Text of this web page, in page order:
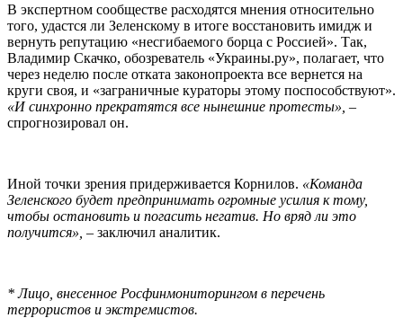
В экспертном сообществе расходятся мнения относительно
того, удастся ли Зеленскому в итоге восстановить имидж и
вернуть репутацию «несгибаемого борца с Россией». Так,
Владимир Скачко, обозреватель «Украины.ру», полагает, что
через неделю после отката законопроекта все вернется на
круги своя, и «заграничные кураторы этому поспособствуют».
«И синхронно прекратятся все нынешние протесты», –
спрогнозировал он.
Иной точки зрения придерживается Корнилов. «Команда
Зеленского будет предпринимать огромные усилия к тому,
чтобы остановить и погасить негатив. Но вряд ли это
получится», – заключил аналитик.
* Лицо, внесенное Росфинмониторингом в перечень
террористов и экстремистов.